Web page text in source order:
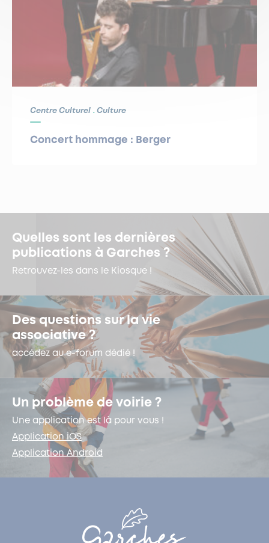
Centre Culturel Culture
Concert hommage : Berger
Quelles sont les dernières
publications à Garches ?
Retrouvez-les dans le Kiosque !
Des questions sur la vie
associative ?
accédez au e-forum dédié !
Un problème de voirie ?
Une application est là pour vous !
Application iOS
Application Android